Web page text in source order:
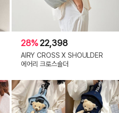
28%22,398
AIRY CROSS X SHOULDER
에어리 크로스숄더